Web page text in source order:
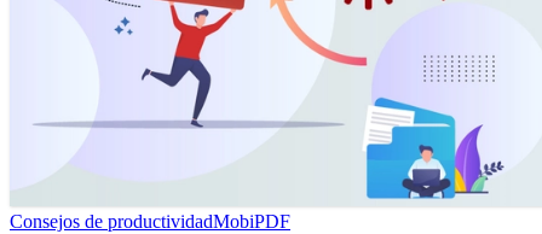
Consejos de productividadMobiPDF